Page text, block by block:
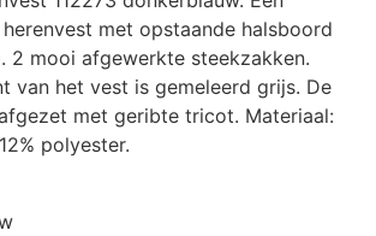
met opstaande halsboord
2 mooi afgewerkte steekzakken.
van het vest is gemeleerd grijs. De
met geribte tricot. Materiaal:
polyester.